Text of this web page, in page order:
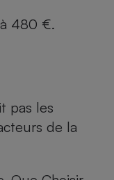
480 €.
pas les
de la